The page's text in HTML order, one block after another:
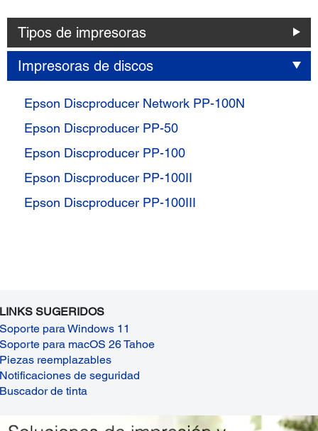
Tipos de impresoras
Impresoras de discos
Epson Discproducer Network PP-100N
Epson Discproducer PP-50
Epson Discproducer PP-100
Epson Discproducer PP-100II
Epson Discproducer PP-100III
LINKS SUGERIDOS
Soporte para Windows 11
Soporte para macOS 26 Tahoe
Piezas reemplazables
Notificaciones de seguridad
Buscador de tinta